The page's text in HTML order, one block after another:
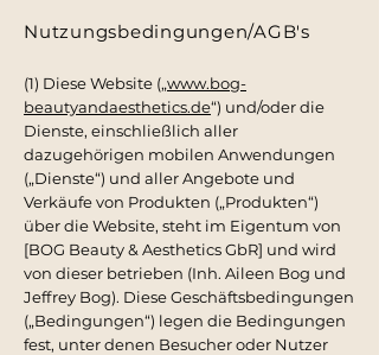
Nutzungsbedingungen/AGB's
(1) Diese Website („www.bog-
beautyandaesthetics.de“) und/oder die
Dienste, einschließlich aller
dazugehörigen mobilen Anwendungen
(„Dienste“) und aller Angebote und
Verkäufe von Produkten („Produkten“)
über die Website, steht im Eigentum von
[BOG Beauty & Aesthetics GbR] und wird
von dieser betrieben (Inh. Aileen Bog und
Jeffrey Bog). Diese Geschäftsbedingungen
(„Bedingungen“) legen die Bedingungen
fest, unter denen Besucher oder Nutzer